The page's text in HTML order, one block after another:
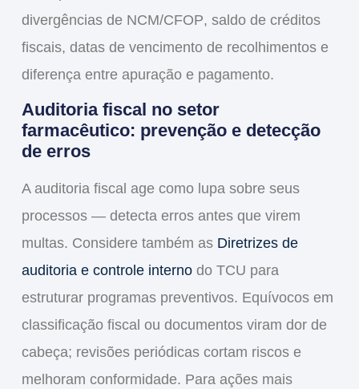
divergências de NCM/CFOP, saldo de créditos
fiscais, datas de vencimento de recolhimentos e
diferença entre apuração e pagamento.
Auditoria fiscal no setor
farmacêutico: prevenção e detecção
de erros
A auditoria fiscal age como lupa sobre seus
processos — detecta erros antes que virem
multas. Considere também as Diretrizes de
auditoria e controle internodo TCU para
estruturar programas preventivos. Equívocos em
classificação fiscal ou documentos viram dor de
cabeça; revisões periódicas cortam riscos e
melhoram conformidade. Para ações mais